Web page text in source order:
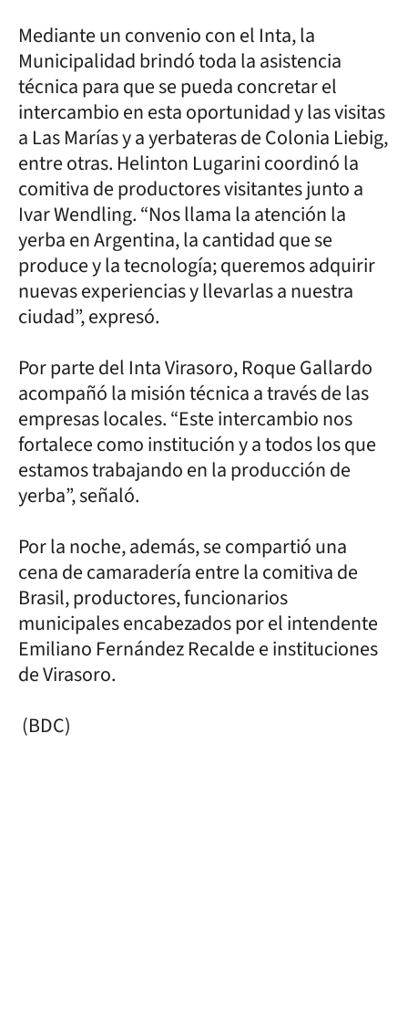
Mediante un convenio con el Inta, la
Municipalidad brindó toda la asistencia
técnica para que se pueda concretar el
intercambio en esta oportunidad y las visitas
a Las Marías y a yerbateras de Colonia Liebig,
entre otras. Helinton Lugarini coordinó la
comitiva de productores visitantes junto a
Ivar Wendling. “Nos llama la atención la
yerba en Argentina, la cantidad que se
produce y la tecnología; queremos adquirir
nuevas experiencias y llevarlas a nuestra
ciudad”, expresó.
Por parte del Inta Virasoro, Roque Gallardo
acompañó la misión técnica a través de las
empresas locales. “Este intercambio nos
fortalece como institución y a todos los que
estamos trabajando en la producción de
yerba”, señaló.
Por la noche, además, se compartió una
cena de camaradería entre la comitiva de
Brasil, productores, funcionarios
municipales encabezados por el intendente
Emiliano Fernández Recalde e instituciones
de Virasoro.
(BDC)